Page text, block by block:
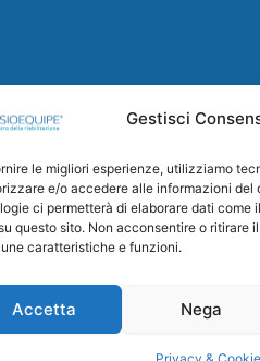
Gestisci
le migliori esperienze, utilizziamo
e/o accedere alle informazioni del
ci permetterà di elaborare dati come
questo sito. Non acconsentire o ritirare
caratteristiche e funzioni.
Accetta Nega
Advance-Comunicazione